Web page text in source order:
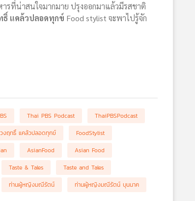
รที่น่าสนใจมากมาย ปรุงออกมาแล้วมีรสชาติ
ธิ์ แคล้วปลอดทุกข์ Food stylist จะพาไปรู้จัก
Thai PBS Podcast
ThaiPBSPodcast
งฤทธิ์ แคล้วปลอดทุกข์
FoodStylist
AsianFood
Asian Food
Taste & Tales
Taste and Tales
ท่านผู้หญิงมณีรัตน์
ท่านผู้หญิงมณีรัตน์ บุนนาค